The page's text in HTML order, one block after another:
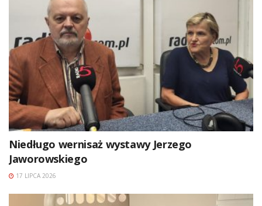
Niedługo wernisaż wystawy Jerzego
Jaworowskiego
17 LIPCA 2026